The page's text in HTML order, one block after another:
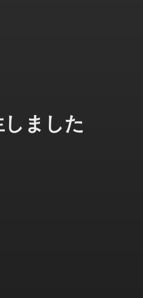
ました